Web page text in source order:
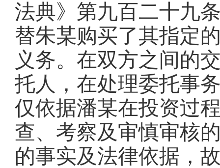
法典》第九百二十九
替朱某购买了其指定
义务。在双方之间的
托人，在处理委托事
仅依据潘某在投资过
查、考察及审慎审核
的事实及法律依据，